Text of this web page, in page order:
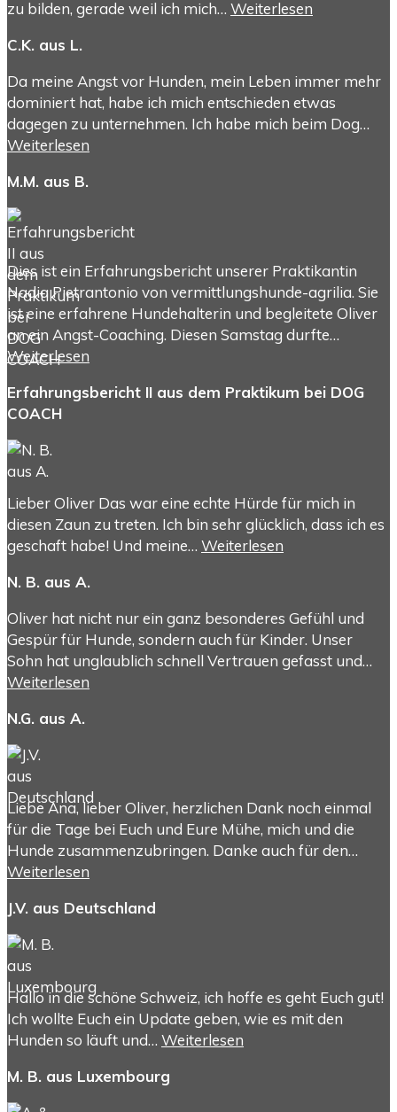
zu bilden, gerade weil ich mich… Weiterlesen
C.K. aus L.
Da meine Angst vor Hunden, mein Leben immer mehr
dominiert hat, habe ich mich entschieden etwas
dagegen zu unternehmen. Ich habe mich beim Dog…
Weiterlesen
M.M. aus B.
Dies ist ein Erfahrungsbericht unserer Praktikantin
Nadia Pietrantonio von vermittlungshunde-agrilia. Sie
ist eine erfahrene Hundehalterin und begleitete Oliver
an ein Angst-Coaching. Diesen Samstag durfte…
Weiterlesen
Erfahrungsbericht II aus dem Praktikum bei DOG
COACH
Lieber Oliver Das war eine echte Hürde für mich in
diesen Zaun zu treten. Ich bin sehr glücklich, dass ich es
geschaft habe! Und meine… Weiterlesen
N. B. aus A.
Oliver hat nicht nur ein ganz besonderes Gefühl und
Gespür für Hunde, sondern auch für Kinder. Unser
Sohn hat unglaublich schnell Vertrauen gefasst und…
Weiterlesen
N.G. aus A.
Liebe Ana, lieber Oliver, herzlichen Dank noch einmal
für die Tage bei Euch und Eure Mühe, mich und die
Hunde zusammenzubringen. Danke auch für den…
Weiterlesen
J.V. aus Deutschland
Hallo in die schöne Schweiz, ich hoffe es geht Euch gut!
Ich wollte Euch ein Update geben, wie es mit den
Hunden so läuft und… Weiterlesen
M. B. aus Luxembourg